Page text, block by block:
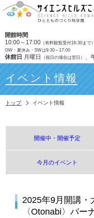
開館時間
10:00～17:00 （有料観覧受付16:30まで）
GW・夏休み・SWは9:30～17:00
休館日 月曜日 （祝日の場合は翌日）
イベント情報
トップ イベント情報
開催中・開催予定
今月のイベント
2025年9月開講・
〈Otonabi〉バー